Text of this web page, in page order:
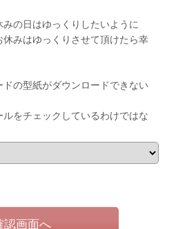
の日はゆっくりしたいように
みはゆっくりさせて頂けたら幸
の型紙がダウンロードできない
をチェックしているわけではな
認画面へ